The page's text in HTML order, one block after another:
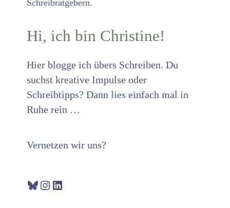
Hi, ich bin Christine!
Hier blogge ich übers Schreiben. Du
suchst kreative Impulse oder
Schreibtipps? Dann lies einfach mal in
Ruhe rein …
Vernetzen wir uns?
Bluesky
Instagram
LinkedIn